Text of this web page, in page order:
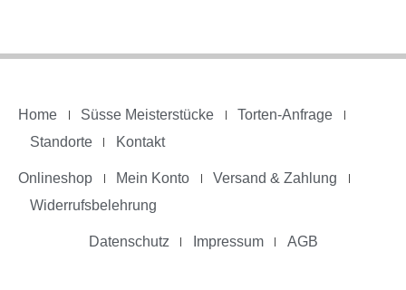
Home Süsse Meisterstücke
Torten-Anfrage
Standorte
Kontakt
Onlineshop Mein Konto
Versand & Zahlung
Widerrufsbelehrung
Datenschutz Impressum AGB